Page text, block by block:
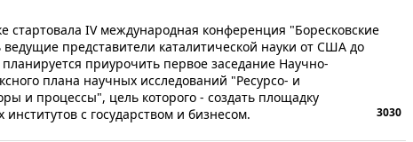
стартовала IV международная конференция "Боресковские
представители каталитической науки от США до
приурочить первое заседание Научно-
плана научных исследований "Ресурсо- и
и процессы", цель которого - создать площадку
с государством и бизнесом.
3030